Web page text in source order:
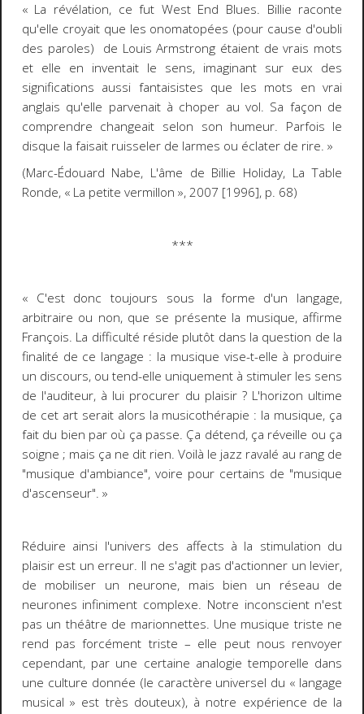
« La révélation, ce fut West End Blues. Billie raconte
qu'elle croyait que les onomatopées (pour cause d'oubli
des paroles) de Louis Armstrong étaient de vrais mots
et elle en inventait le sens, imaginant sur eux des
significations aussi fantaisistes que les mots en vrai
anglais qu'elle parvenait à choper au vol. Sa façon de
comprendre changeait selon son humeur. Parfois le
disque la faisait ruisseler de larmes ou éclater de rire. »
(Marc-Édouard Nabe, L'âme de Billie Holiday, La Table
Ronde, « La petite vermillon », 2007 [1996], p. 68)
***
« C'est donc toujours sous la forme d'un langage,
arbitraire ou non, que se présente la musique, affirme
François. La difficulté réside plutôt dans la question de la
finalité de ce langage : la musique vise-t-elle à produire
un discours, ou tend-elle uniquement à stimuler les sens
de l'auditeur, à lui procurer du plaisir ? L'horizon ultime
de cet art serait alors la musicothérapie : la musique, ça
fait du bien par où ça passe. Ça détend, ça réveille ou ça
soigne ; mais ça ne ditrien. Voilà le jazz ravalé au rang de
"musique d'ambiance", voire pour certains de "musique
d'ascenseur". »
Réduire ainsi l'univers des affects à la stimulation du
plaisir est un erreur. Il ne s'agit pas d'actionner un levier,
de mobiliser un neurone, mais bien un réseau de
neurones infiniment complexe. Notre inconscient n'est
pas un théâtre de marionnettes. Une musique triste ne
rend pas forcément triste – elle peut nous renvoyer
cependant, par une certaine analogie temporelle dans
une culture donnée (le caractère universel du « langage
musical » est très douteux), à notre expérience de la